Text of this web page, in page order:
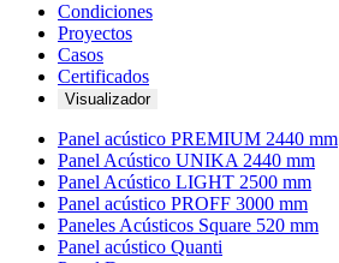
Condiciones
Proyectos
Casos
Certificados
Visualizador
Panel acústico PREMIUM 2440 mm
Panel Acústico UNIKA 2440 mm
Panel Acústico LIGHT 2500 mm
Panel acústico PROFF 3000 mm
Paneles Acústicos Square 520 mm
Panel acústico Quanti